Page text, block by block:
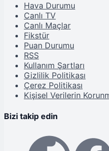
Hava Durumu
Canlı TV
Canlı Maçlar
Fikstür
Puan Durumu
RSS
Kullanım Şartları
Gizlilik Politikası
Çerez Politikası
Kişisel Verilerin
Bizi takip edin